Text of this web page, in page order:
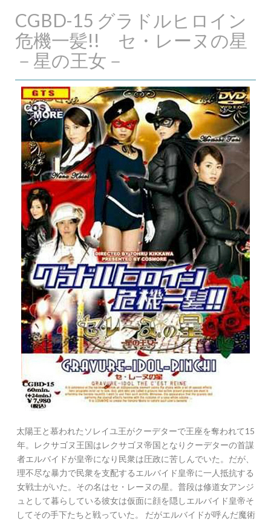
CGBD-15 グラドルヒロイン
危機一髪!! セ・レーヌの星
－星の王女－
太陽王と慕われたソレイユ王がクーデターで王座を奪われて15
年。レクサゴヌ王国はレクサゴヌ帝国となりクーデターの首謀
者エルバイドが皇帝になり民衆は圧政に苦しんでいた。だが、
理不尽な暴力で民衆を支配するエルバイド皇帝に一人抵抗する
女戦士がいた。その名はセ・レーヌの星。普段は修道女アンジ
ュとして暮らしている彼女は仮面に顔を隠しエルバイド皇帝そ
してその手下たちと戦っていた。 だがエルバイドが呼んだ魔術